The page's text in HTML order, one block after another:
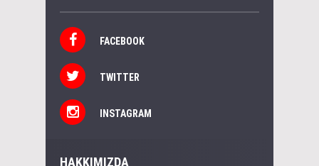
FACEBOOK
TWITTER
INSTAGRAM
HAKKIMIZDA